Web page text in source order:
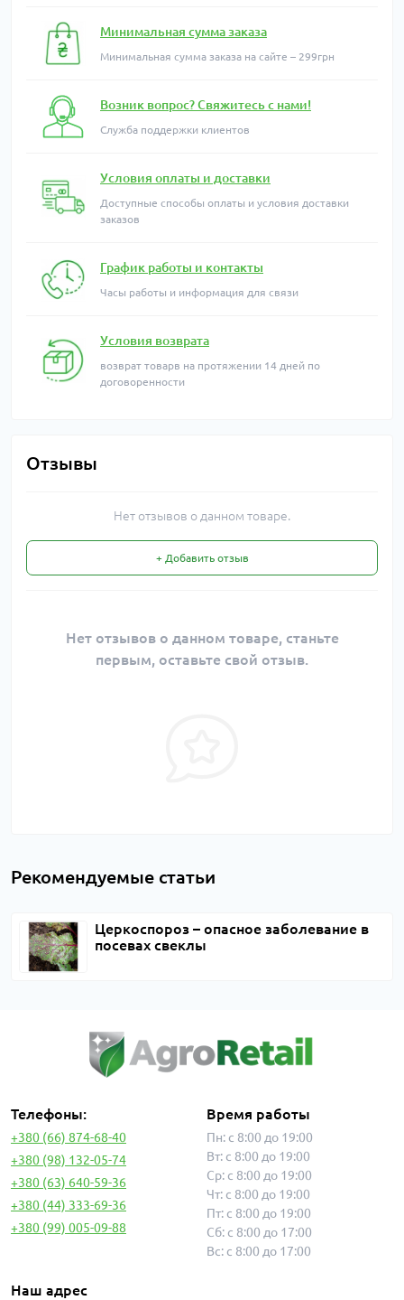
Минимальная сумма заказа
Минимальная сумма заказа на сайте – 299грн
Возник вопрос? Свяжитесь с нами!
Служба поддержки клиентов
Условия оплаты и доставки
Доступные способы оплаты и условия доставки
заказов
График работы и контакты
Часы работы и информация для связи
Условия возврата
возврат товарв на протяжении 14 дней по
договоренности
Отзывы
Нет отзывов о данном товаре.
+ Добавить отзыв
Нет отзывов о данном товаре, станьте
первым, оставьте свой отзыв.
Рекомендуемые статьи
Церкоспороз – опасное заболевание в
посевах свеклы
Телефоны:
+380 (66) 874-68-40
+380 (98) 132-05-74
+380 (63) 640-59-36
+380 (44) 333-69-36
+380 (99) 005-09-88
Время работы
Пн: с 8:00 до 19:00
Вт: с 8:00 до 19:00
Ср: с 8:00 до 19:00
Чт: с 8:00 до 19:00
Пт: с 8:00 до 19:00
Сб: с 8:00 до 17:00
Вс: с 8:00 до 17:00
Наш адрес